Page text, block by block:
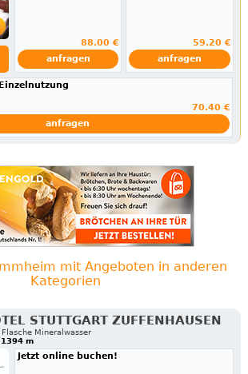
88.00 €
anfragen
59.20 €
anfragen
70.40 €
anfragen
mit Angeboten in anderen
Kategorien
STUTTGART ZUFFENHAUSEN
Mineralwasser
1394 m
Jetzt online buchen!